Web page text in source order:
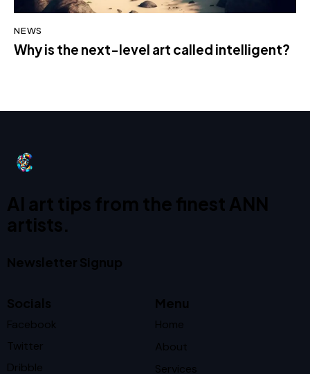
NEWS
Why is the next-level art called intelligent?
AI art tips from the finest ANN
artists.
Newsletter Signup
Socials
Facebook
Twitter
Dribble
Menu
Home
About
Services